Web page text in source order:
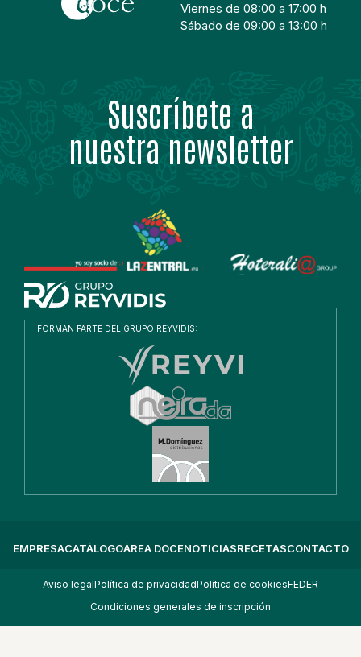
Viernes de 08:00 a 17:00 h
Sábado de 09:00 a 13:00 h
Suscríbete a
nuestra newsletter
FORMAN PARTE DEL GRUPO REYVIDIS:
EMPRESACATÁLOGOÁREA DOCENOTICIASRECETASCONTACTO
Aviso legalPolítica de privacidadPolítica de cookiesFEDER
Condiciones generales de inscripción